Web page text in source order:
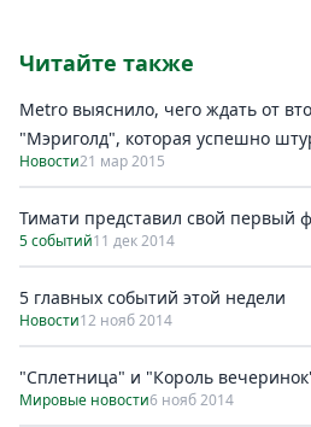
Читайте также
Metro выяснило, чего ждать от
"Мэриголд", которая успешно
Новости21 мар 2015
Тимати представил свой первый
5 событий11 дек 2014
5 главных событий этой недели
Новости12 нояб 2014
"Сплетница" и "Король
Мировые новости6 нояб 2014